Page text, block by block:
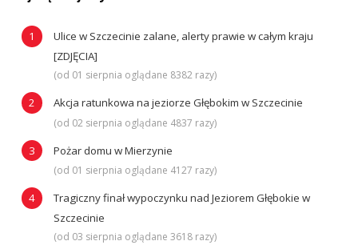
Ulice w Szczecinie zalane, alerty prawie w całym kraju
[ZDJĘCIA]
(od 01 sierpnia oglądane 8382 razy)
Akcja ratunkowa na jeziorze Głębokim w Szczecinie
(od 02 sierpnia oglądane 4837 razy)
Pożar domu w Mierzynie
(od 01 sierpnia oglądane 4127 razy)
Tragiczny finał wypoczynku nad Jeziorem Głębokie w
Szczecinie
(od 03 sierpnia oglądane 3618 razy)